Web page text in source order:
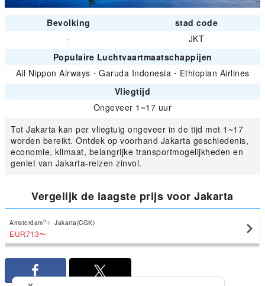
Bevolking
stad code
-
JKT
Populaire Luchtvaartmaatschappijen
All Nippon Airways ・ Garuda Indonesia ・ Ethiopian Airlines
Vliegtijd
Ongeveer 1~17 uur
Tot Jakarta kan per vliegtuig ongeveer in de tijd met 1~17
worden bereikt. Ontdek op voorhand Jakarta geschiedenis,
economie, klimaat, belangrijke transportmogelijkheden en
geniet van Jakarta-reizen zinvol.
Vergelijk de laagste prijs voor Jakarta
Amsterdam Jakarta(CGK)
EUR713〜